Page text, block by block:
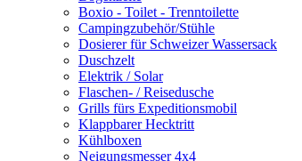
Boxio - Toilet - Trenntoilette
Campingzubehör/Stühle
Dosierer für Schweizer Wassersack
Duschzelt
Elektrik / Solar
Flaschen- / Reisedusche
Grills fürs Expeditionsmobil
Klappbarer Hecktritt
Kühlboxen
Neigungsmesser 4x4